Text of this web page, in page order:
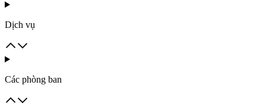
Dịch vụ
Các phòng ban